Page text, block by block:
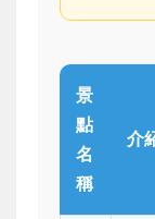
景
點
名
稱
介